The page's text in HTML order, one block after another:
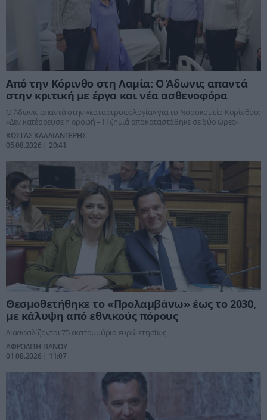
Από την Κόρινθο στη Λαμία: Ο Άδωνις απαντά
στην κριτική με έργα και νέα ασθενοφόρα
Ο Άδωνις απαντά στην «καταστροφολογία» για το Νοσοκομείο Κορίνθου:
«Δεν κατέρρευσε η οροφή – Η ζημιά αποκαταστάθηκε σε δύο ώρες»
ΚΩΣΤΑΣ ΚΑΛΛΙΑΝΤΕΡΗΣ
05.08.2026 | 20:41
Θεσμοθετήθηκε το «Προλαμβάνω» έως το 2030,
με κάλυψη από εθνικούς πόρους
Διασφαλίζονται 75 εκατομμύρια ευρώ ετησίως
ΑΦΡΟΔΙΤΗ ΠΑΝΟΥ
01.08.2026 | 11:07